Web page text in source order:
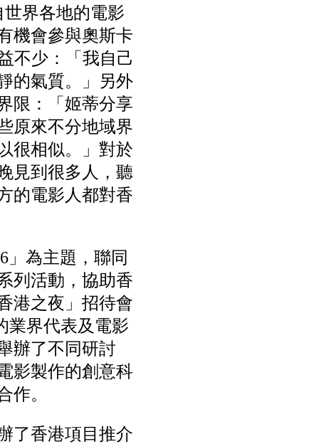
界各地的電影
機會參與奧斯卡
不少：「我自己
的氣質。」另外
限：「姬蒂分享
原來不分地域界
很相似。」對於
見到很多人，聽
的電影人都對香
」為主題，聯同
列活動，協助香
港之夜」招待會
業界代表及電影
辦了不同研討
影製作的創意科
作。
了香港項目推介